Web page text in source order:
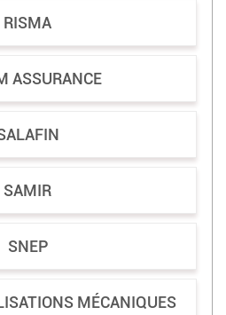
RISMA
ASSURANCE
SAMIR
SNEP
MÉCANIQUES